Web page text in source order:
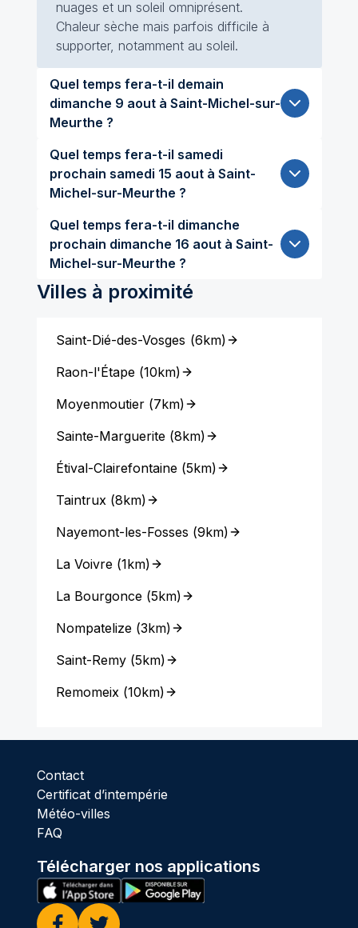
nuages et un soleil omniprésent.
Chaleur sèche mais parfois difficile à
supporter, notamment au soleil.
Quel temps fera-t-il demain
dimanche 9 aout à Saint-Michel-sur-
Meurthe ?
Quel temps fera-t-il samedi
prochain samedi 15 aout à Saint-
Michel-sur-Meurthe ?
Quel temps fera-t-il dimanche
prochain dimanche 16 aout à Saint-
Michel-sur-Meurthe ?
Villes à proximité
Saint-Dié-des-Vosges (6km)
Raon-l'Étape(10km)
Moyenmoutier(7km)
Sainte-Marguerite(8km)
Étival-Clairefontaine(5km)
Taintrux(8km)
Nayemont-les-Fosses (9km)
La Voivre(1km)
La Bourgonce(5km)
Nompatelize(3km)
Saint-Remy(5km)
Remomeix(10km)
Contact
Certificat d’intempérie
Météo-villes
FAQ
Télécharger nos applications